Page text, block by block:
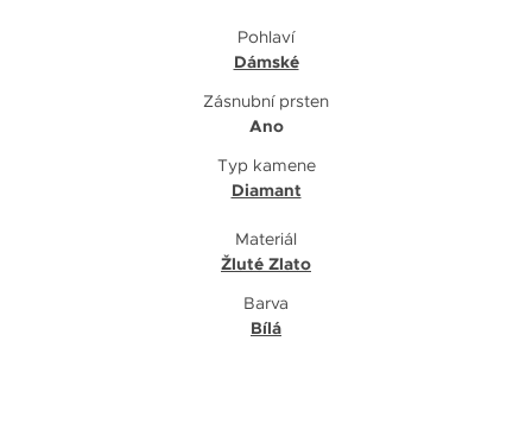
Pohlaví
Dámské
Zásnubní prsten
Ano
Typ kamene
Diamant
Materiál
Žluté Zlato
Barva
Bílá